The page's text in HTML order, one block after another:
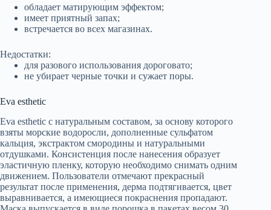
обладает матирующим эффектом;
имеет приятный запах;
встречается во всех магазинах.
Недостатки:
для разового использования дороговато;
не убирает черные точки и сужает поры.
Eva esthetic
Eva esthetic с натуральным составом, за основу которого
взяты морские водоросли, дополненные сульфатом
кальция, экстрактом смородины и натуральными
отдушками. Консистенция после нанесения образует
эластичную пленку, которую необходимо снимать одним
движением. Пользователи отмечают прекрасный
результат после применения, дерма подтягивается, цвет
выравнивается, а имеющиеся покраснения пропадают.